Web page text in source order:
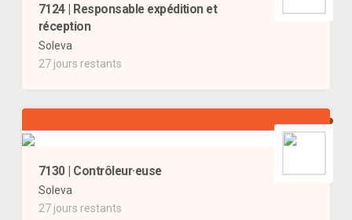
7124 | Responsable expédition et
réception
Soleva
27 jours restants
7130 | Contrôleur·euse
Soleva
27 jours restants